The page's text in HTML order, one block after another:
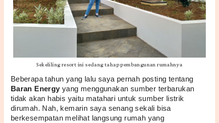
Sekeliling resort ini sedang tahap pembangunan rumahnya
Baran Energy yang menggunakan sumber terbarukan
tidak akan habis yaitu matahari untuk sumber listrik
dirumah. Nah, kemarin saya senang sekali bisa
berkesempatan melihat langsung rumah yang